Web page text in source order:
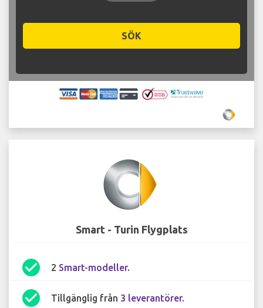
SÖK
Smart - Turin Flygplats
check_circle 2 Smart-modeller.
check_circle Tillgänglig från 3 leverantörer.